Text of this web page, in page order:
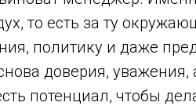
то есть за ту
политику и даже
доверия,
потенциал, чтобы